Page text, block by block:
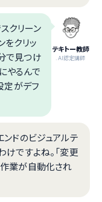
テキトー教師
.AI認定講師
クリーン
をクリッ
で見つけ
やるんで
定がデフ
ンドのビジュアルテ
けですよね。「変更
作業が自動化され